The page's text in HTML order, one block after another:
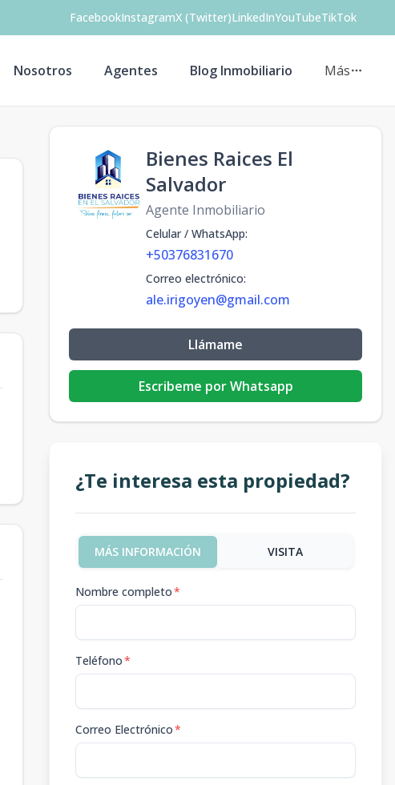
FacebookInstagramX (Twitter)LinkedInYouTubeTikTok
Nosotros Agentes Blog Inmobiliario Más
Bienes Raices El
Salvador
Agente Inmobiliario
Celular / WhatsApp:
+50376831670
Correo electrónico:
ale.irigoyen@gmail.com
Llámame
Escribeme por Whatsapp
¿Te interesa esta propiedad?
MÁS INFORMACIÓN VISITA
Nombre completo*
Teléfono*
Correo Electrónico*